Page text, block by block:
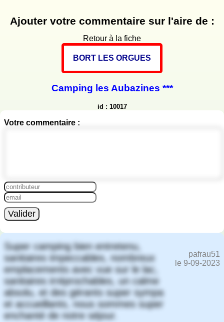
Ajouter votre commentaire sur l'aire de :
Retour à la fiche
BORT LES ORGUES
Camping les Aubazines ***
id : 10017
Votre commentaire :
Valider
Super camping bien entretenu,
sanitaires impeccables, nombreux
emplacements avec vue sur le lac,
sanitaires irréprochables, un calme
absolu, et des gérants super sympa
et accueillants, nous sommes super
enchanté de notre séjour.
pafrau51
le 9-09-2023